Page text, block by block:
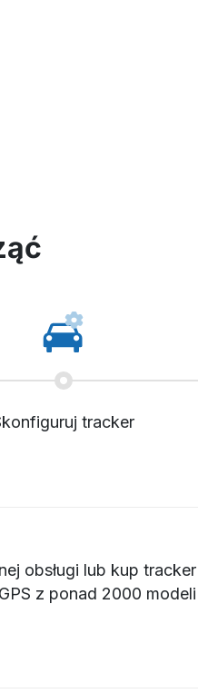
tracker
obsługi lub kup tracker
z ponad 2000 modeli